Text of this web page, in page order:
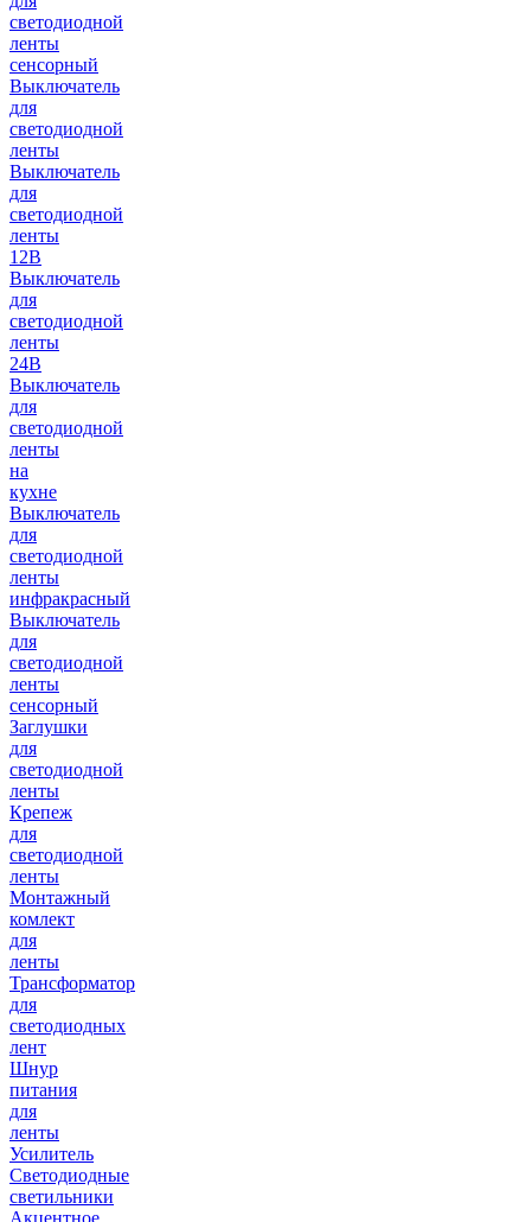
светодиодной
ленты
сенсорный
Выключатель
для
светодиодной
ленты
Выключатель
для
светодиодной
ленты
12В
Выключатель
для
светодиодной
ленты
24В
Выключатель
для
светодиодной
ленты
на
кухне
Выключатель
для
светодиодной
ленты
инфракрасный
Выключатель
для
светодиодной
ленты
сенсорный
Заглушки
для
светодиодной
ленты
Крепеж
для
светодиодной
ленты
Монтажный
комлект
для
ленты
Трансформатор
для
светодиодных
лент
Шнур
питания
для
ленты
Усилитель
Светодиодные
светильники
Акцентное